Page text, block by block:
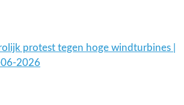
protest tegen hoge windturbines |
06-2026